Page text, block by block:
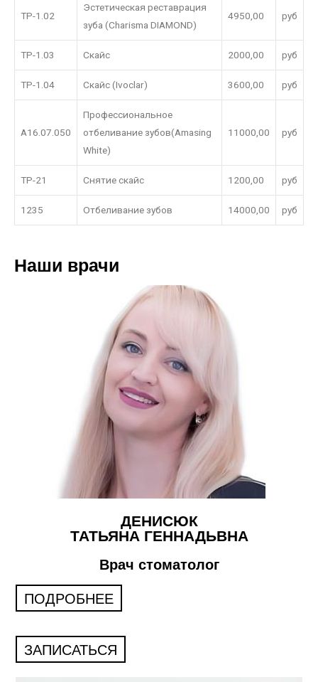
ТР-1.02
Эстетическая реставрация
зуба (Charisma DIAMOND)
4950,00 руб
ТР-1.03 Скайс 2000,00 руб
ТР-1.04 Скайс (Ivoclar) 3600,00 руб
A16.07.050
Профессиональное
отбеливание зубов(Amasing
White)
11000,00 руб
ТР-21 Снятие скайс 1200,00 руб
1235 Отбеливание зубов 14000,00 руб
Наши врачи
ДЕНИСЮК
ТАТЬЯНА ГЕННАДЬВНА
Врач стоматолог
ПОДРОБНЕЕ
ЗАПИСАТЬСЯ